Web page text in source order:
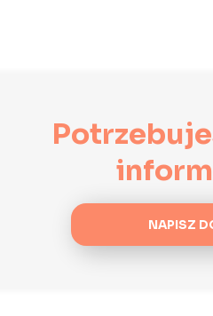
NAPISZ